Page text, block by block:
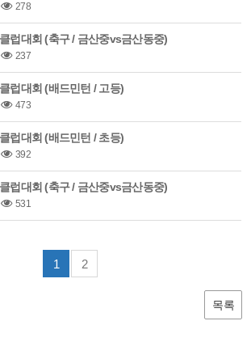
278
럽대회 (축구 / 금산중vs금산동중)
237
럽대회 (배드민턴 / 고등)
473
럽대회 (배드민턴 / 초등)
392
럽대회 (축구 / 금산중vs금산동중)
531
1 2
목록